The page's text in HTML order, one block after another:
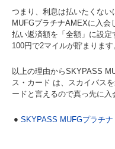
つまり、利息は払いたくない
MUFGプラチナAMEXに入会
払い返済額を「全額」に設定
100円で2マイルが貯まります
以上の理由からSKYPASS
ス・カード は、スカイパス
ードと言えるので真っ先に入
SKYPASS MUFGプラチ